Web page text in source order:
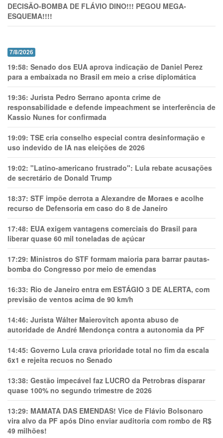
DECISÃO-BOMBA DE FLÁVIO DINO!!! PEGOU MEGA-
ESQUEMA!!!!
7/8/2026
19:58: Senado dos EUA aprova indicação de Daniel Perez
para a embaixada no Brasil em meio a crise diplomática
19:36: Jurista Pedro Serrano aponta crime de
responsabilidade e defende impeachment se interferência de
Kassio Nunes for confirmada
19:09: TSE cria conselho especial contra desinformação e
uso indevido de IA nas eleições de 2026
19:02: "Latino-americano frustrado": Lula rebate acusações
de secretário de Donald Trump
18:37: STF impõe derrota a Alexandre de Moraes e acolhe
recurso de Defensoria em caso do 8 de Janeiro
17:48: EUA exigem vantagens comerciais do Brasil para
liberar quase 60 mil toneladas de açúcar
17:29: Ministros do STF formam maioria para barrar pautas-
bomba do Congresso por meio de emendas
16:33: Rio de Janeiro entra em ESTÁGIO 3 DE ALERTA, com
previsão de ventos acima de 90 km/h
14:46: Jurista Wálter Maierovitch aponta abuso de
autoridade de André Mendonça contra a autonomia da PF
14:45: Governo Lula crava prioridade total no fim da escala
6x1 e rejeita recuos no Senado
13:38: Gestão impecável faz LUCRO da Petrobras disparar
quase 100% no segundo trimestre de 2026
13:29: MAMATA DAS EMENDAS! Vice de Flávio Bolsonaro
vira alvo da PF após Dino enviar auditoria com rombo de R$
49 milhões!